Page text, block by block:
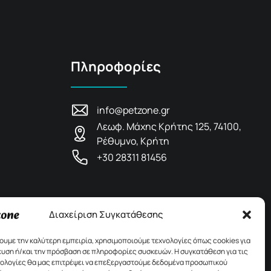
Διαχείριση Συγκατάθεσης
την καλύτερη εμπειρία, χρησιμοποιούμε τεχνολογίες όπως cookies για
ή/και την πρόσβαση σε πληροφορίες συσκευών. Η συγκατάθεση για τις
θα μας επιτρέψει να επεξεργαστούμε δεδομένα προσωπικού
Πληροφορίες
info@petzone.gr
Λεωφ. Μάχης Κρήτης 125, 74100,
Ρέθυμνο, Κρήτη
+30 28311 81456